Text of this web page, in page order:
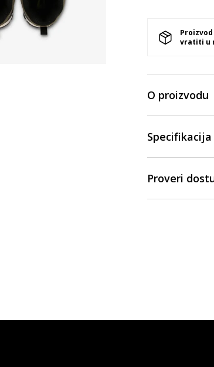
vratiti u
O proizvodu
Specifikacija
Proveri